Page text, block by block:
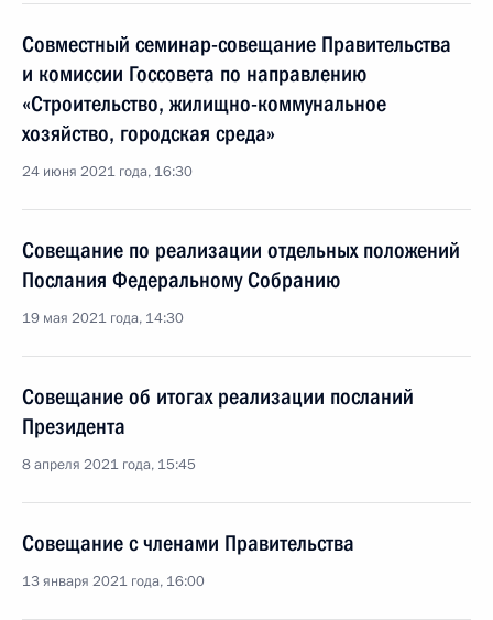
Совместный семинар-совещание Правительства
и комиссии Госсовета по направлению
«Строительство, жилищно-коммунальное
хозяйство, городская среда»
24 июня 2021 года, 16:30
Совещание по реализации отдельных положений
Послания Федеральному Собранию
19 мая 2021 года, 14:30
Совещание об итогах реализации посланий
Президента
8 апреля 2021 года, 15:45
Совещание с членами Правительства
13 января 2021 года, 16:00